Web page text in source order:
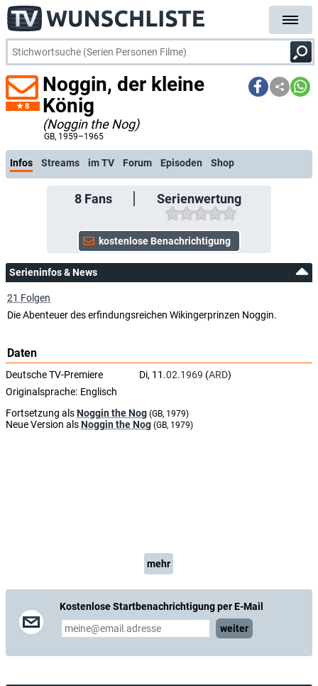
8
Noggin, der kleine
König
(Noggin the Nog)
GB, 1959–1965
Infos Streams im TV Forum Episoden Shop
8Fans Serienwertung
Serieninfos & News
21 Folgen
Die Abenteuer des erfindungsreichen Wikingerprinzen Noggin.
Daten
Deutsche TV-Premiere Di, 11.02.1969 (ARD)
Originalsprache: Englisch
Fortsetzung alsNoggin the Nog (GB, 1979)
Neue Version alsNoggin the Nog (GB, 1979)
mehr
Kostenlose Startbenachrichtigung per E-Mail
weiter